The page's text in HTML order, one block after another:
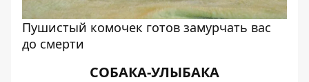
Пушистый комочек готов замурчать вас
до смерти
СОБАКА-УЛЫБАКА